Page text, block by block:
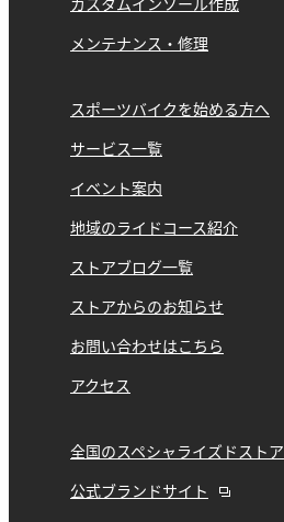
カスタムインソール作成
メンテナンス・修理
スポーツバイクを始める方へ
サービス一覧
イベント案内
地域のライドコース紹介
ストアブログ一覧
ストアからのお知らせ
お問い合わせはこちら
アクセス
全国のスペシャライズドストア
公式ブランドサイト